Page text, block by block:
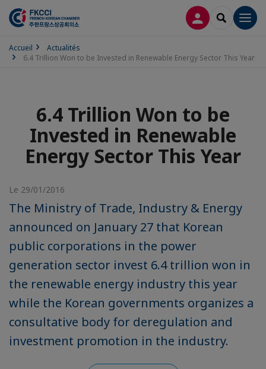
CONNEXION
Accueil
Actualités
6.4 Trillion Won to be Invested in Renewable Energy Sector This Year
6.4 Trillion Won to be
Invested in Renewable
Energy Sector This Year
Le 29/01/2016
The Ministry of Trade, Industry & Energy
announced on January 27 that Korean
public corporations in the power
generation sector invest 6.4 trillion won in
the renewable energy industry this year
while the Korean governments organizes a
consultative body for deregulation and
investment promotion in the industry.